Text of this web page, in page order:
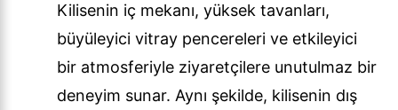
Kilisenin iç mekanı, yüksek tavanları,
büyüleyici vitray pencereleri ve etkileyici
bir atmosferiyle ziyaretçilere unutulmaz bir
deneyim sunar. Aynı şekilde, kilisenin dış